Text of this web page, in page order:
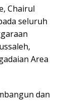
Chairul
seluruh
Area
dan